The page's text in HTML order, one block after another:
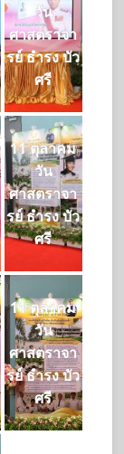
วัน
ศาสตราจา
รย์ ธำรง บัว
ศรี
11 ตุลาคม
วัน
ศาสตราจา
รย์ ธำรง บัว
ศรี
11 ตุลาคม
วัน
ศาสตราจา
รย์ ธำรง บัว
ศรี